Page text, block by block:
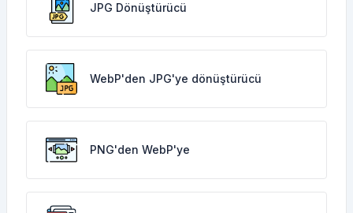
JPG Dönüştürücü
WebP'den JPG'ye dönüştürücü
PNG'den WebP'ye